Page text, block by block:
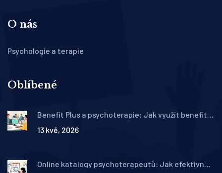
O nás
Psychologie a terapie
Oblíbené
Benefit Plus a psychoterapie: Jak využít benefity
13 kvě, 2026
Online katalogy psychoterapeutů: Jak efektivně